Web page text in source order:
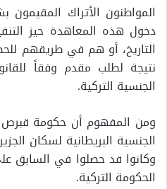
المواطنون الأتراك
دخول هذه المعاهدة حيز
التاريخ، أو هم في طريقهم
نتيجة لطلب مقدم وفقاً
الجنسية التركية.
ومن المفهوم أن حكومة
الجنسية البريطانية لسكان
وكانوا قد حصلوا في السابق
الحكومة التركية.